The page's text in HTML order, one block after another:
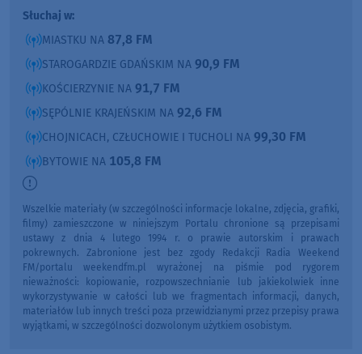
Słuchaj w:
MIASTKU NA 87,8 FM
STAROGARDZIE GDAŃSKIM NA 90,9 FM
KOŚCIERZYNIE NA 91,7 FM
SĘPÓLNIE KRAJEŃSKIM NA 92,6 FM
CHOJNICACH, CZŁUCHOWIE I TUCHOLI NA 99,30 FM
BYTOWIE NA 105,8 FM
Wszelkie materiały (w szczególności informacje lokalne, zdjęcia, grafiki,
filmy) zamieszczone w niniejszym Portalu chronione są przepisami
ustawy z dnia 4 lutego 1994 r. o prawie autorskim i prawach
pokrewnych. Zabronione jest bez zgody Redakcji Radia Weekend
FM/portalu weekendfm.pl wyrażonej na piśmie pod rygorem
nieważności: kopiowanie, rozpowszechnianie lub jakiekolwiek inne
wykorzystywanie w całości lub we fragmentach informacji, danych,
materiałów lub innych treści poza przewidzianymi przez przepisy prawa
wyjątkami, w szczególności dozwolonym użytkiem osobistym.